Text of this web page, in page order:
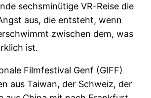
sechsminütige VR-Reise die
aus, die entsteht, wenn
zwischen dem, was
ist.
Filmfestival Genf (GIFF)
aus Taiwan, der Schweiz, der